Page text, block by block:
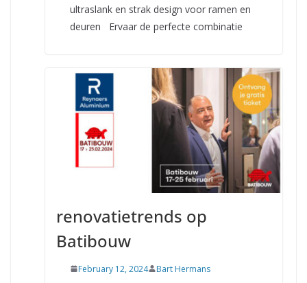
ultraslank en strak design voor ramen en
deuren Ervaar de perfecte combinatie
renovatietrends op
Batibouw
February 12, 2024 Bart Hermans